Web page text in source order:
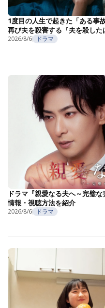
1度目の人生で起きた「ある事
再び夫を殺害する『夫を殺し
2026/8/6 ドラマ
ドラマ『親愛なる夫へ～完璧
情報・視聴方法を紹介
2026/8/6 ドラマ